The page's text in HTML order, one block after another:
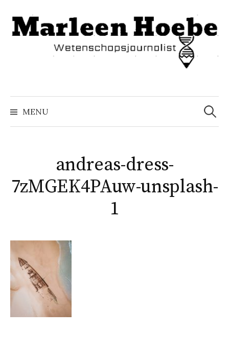
inhoud
springen
MENU
Zoeken
naar:
andreas-dress-
7zMGEK4PAuw-unsplash-
1